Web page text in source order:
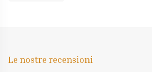
Le nostre recensioni